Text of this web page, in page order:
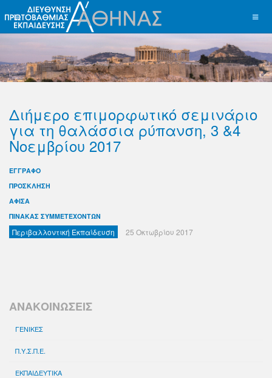
Διήμερο επιμορφωτικό σεμινάριο
για τη θαλάσσια ρύπανση, 3 &4
Νοεμβρίου 2017
ΕΓΓΡΑΦΟ
ΠΡΟΣΚΛΗΣΗ
ΑΦΙΣΑ
ΠΙΝΑΚΑΣ ΣΥΜΜΕΤΕΧΟΝΤΩΝ
Περιβαλλοντική Εκπαίδευση 25 Οκτωβρίου 2017
ΑΝΑΚΟΙΝΩΣΕΙΣ
ΓΕΝΙΚΕΣ
Π.Υ.Σ.Π.Ε.
ΕΚΠΑΙΔΕΥΤΙΚΑ